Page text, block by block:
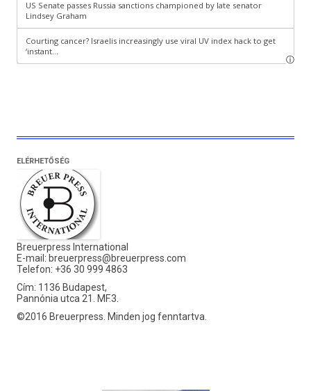
ELÉRHETŐSÉG
Breuerpress International
E-mail: breuerpress@breuerpress.com
Telefon: +36 30 999 4863
Cím: 1136 Budapest,
Pannónia utca 21. MF.3.
©2016 Breuerpress. Minden jog fenntartva.